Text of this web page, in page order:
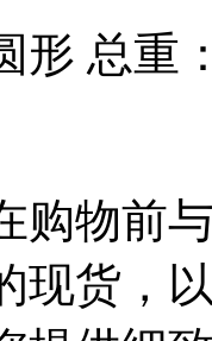
形 总重
购物前
现货，